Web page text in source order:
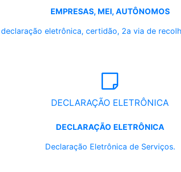
EMPRESAS, MEI, AUTÔNOMOS
eletrônica, certidão, 2a via de
DECLARAÇÃO ELETRÔNICA
DECLARAÇÃO ELETRÔNICA
Declaração Eletrônica de Serviços.